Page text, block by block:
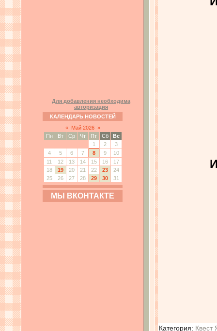
Для добавления необходима
авторизация
КАЛЕНДАРЬ НОВОСТЕЙ
«
Май 2026 »
Пн
Вт Ср Чт Пт Сб
Вс
1
2
3
4
5 6 7 8 9
10
11
12 13 14 15 16
17
18
19 20 21 22 23
24
25
26 27 28 29 30 31
МЫ ВКОНТАКТЕ
Категория: Квест